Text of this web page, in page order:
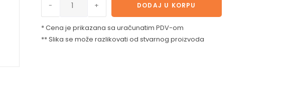
- + DODAJ U KORPU
* Cena je prikazana sa uračunatim PDV-om
** Slika se može razlikovati od stvarnog proizvoda